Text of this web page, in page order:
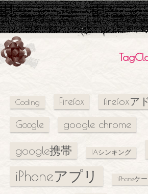
Coding Firefox firefoxア
Google google chrome
google携帯 IAシンキング
iPhoneアプリ
iPhoneケ